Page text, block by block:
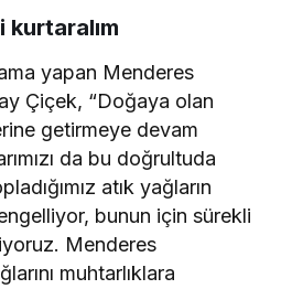
kurtaralım
yapan Menderes
Çiçek, “Doğaya olan
getirmeye devam
da bu doğrultuda
atık yağların
bunun için sürekli
Menderes
muhtarlıklara